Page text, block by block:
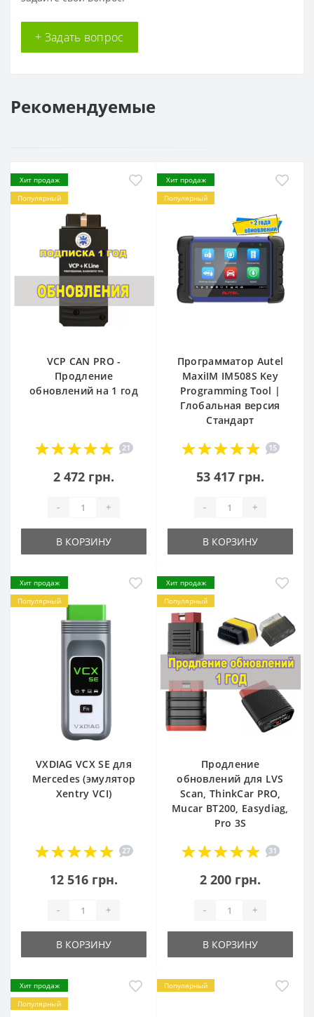
+ Задать вопрос
Рекомендуемые
Хит продаж
Популярный
VCP CAN PRO -
Продление
обновлений на 1 год
21
2 472 грн.
- +
В КОРЗИНУ
Хит продаж
Популярный
Программатор Autel
MaxiIM IM508S Key
Programming Tool |
Глобальная версия
Стандарт
15
53 417 грн.
- +
В КОРЗИНУ
Хит продаж
Популярный
VXDIAG VCX SE для
Mercedes (эмулятор
Xentry VCI)
27
12 516 грн.
- +
В КОРЗИНУ
Хит продаж
Популярный
Продление
обновлений для LVS
Scan, ThinkCar PRO,
Mucar BT200, Easydiag,
Pro 3S
31
2 200 грн.
- +
В КОРЗИНУ
Хит продаж
Популярный
Популярный